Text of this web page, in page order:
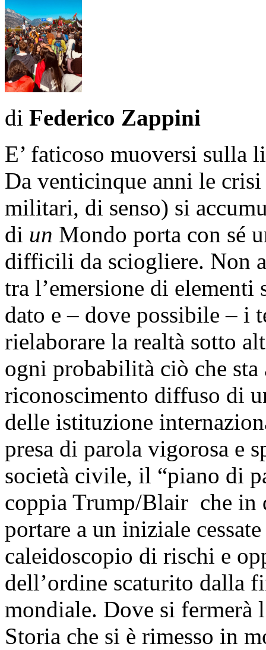
di Federico Zappini
E’ faticoso muoversi sulla
Da venticinque anni le
militari, di senso) si
di un Mondo porta con sé
difficili da sciogliere. Non
tra l’emersione di
dato e – dove possibile – i
rielaborare la realtà sotto
ogni probabilità ciò che
riconoscimento diffuso di
delle istituzione
presa di parola vigorosa e
società civile, il “piano di
coppia Trump/Blair che in
portare a un iniziale
caleidoscopio di rischi e
dell’ordine scaturito dalla
mondiale. Dove si fermerà
Storia che si è rimesso in